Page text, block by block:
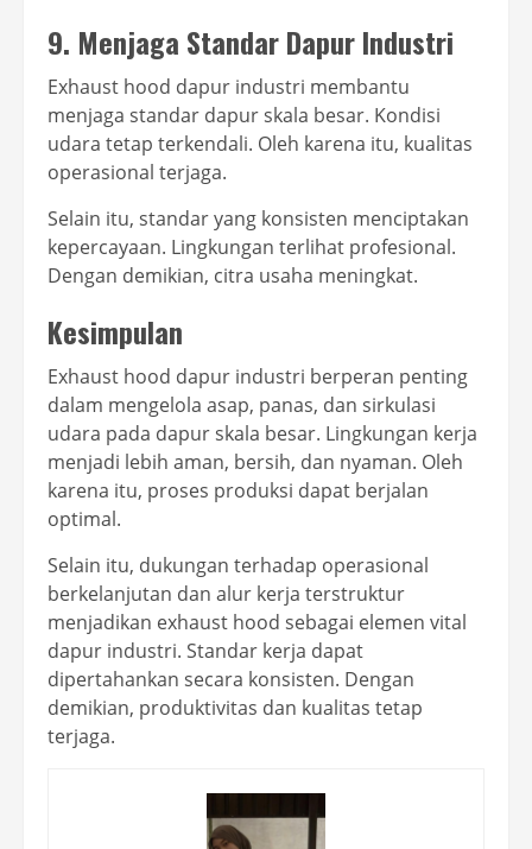
9. Menjaga Standar Dapur Industri
Exhaust hood dapur industri membantu
menjaga standar dapur skala besar. Kondisi
udara tetap terkendali. Oleh karena itu, kualitas
operasional terjaga.
Selain itu, standar yang konsisten menciptakan
kepercayaan. Lingkungan terlihat profesional.
Dengan demikian, citra usaha meningkat.
Kesimpulan
Exhaust hood dapur industri berperan penting
dalam mengelola asap, panas, dan sirkulasi
udara pada dapur skala besar. Lingkungan kerja
menjadi lebih aman, bersih, dan nyaman. Oleh
karena itu, proses produksi dapat berjalan
optimal.
Selain itu, dukungan terhadap operasional
berkelanjutan dan alur kerja terstruktur
menjadikan exhaust hood sebagai elemen vital
dapur industri. Standar kerja dapat
dipertahankan secara konsisten. Dengan
demikian, produktivitas dan kualitas tetap
terjaga.